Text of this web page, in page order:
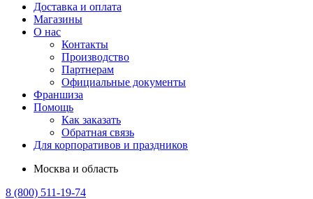
Доставка и оплата
Магазины
О нас
Контакты
Производство
Партнерам
Официальные документы
Франшиза
Помощь
Как заказать
Обратная связь
Для корпоративов и праздников
Москва и область
8 (800) 511-19-74